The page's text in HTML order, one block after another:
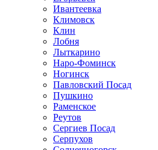
Ивантеевка
Климовск
Клин
Лобня
Лыткарино
Наро-Фоминск
Ногинск
Павловский Посад
Пушкино
Раменское
Реутов
Сергиев Посад
Серпухов